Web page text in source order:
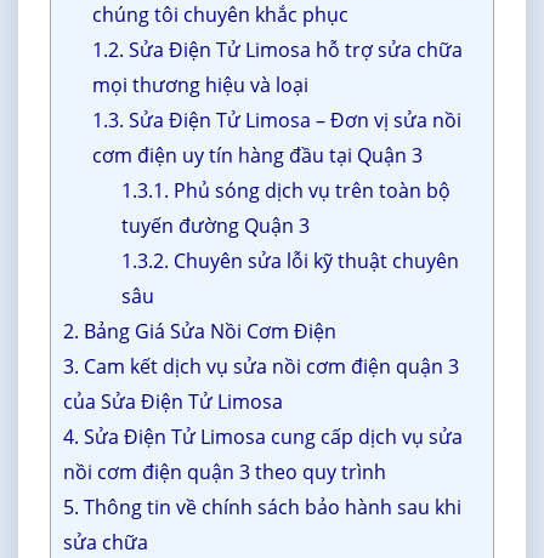
chúng tôi chuyên khắc phục
1.2. Sửa Điện Tử Limosa hỗ trợ sửa chữa
mọi thương hiệu và loại
1.3. Sửa Điện Tử Limosa – Đơn vị sửa nồi
cơm điện uy tín hàng đầu tại Quận 3
1.3.1. Phủ sóng dịch vụ trên toàn bộ
tuyến đường Quận 3
1.3.2. Chuyên sửa lỗi kỹ thuật chuyên
sâu
2. Bảng Giá Sửa Nồi Cơm Điện
3. Cam kết dịch vụ sửa nồi cơm điện quận 3
của Sửa Điện Tử Limosa
4. Sửa Điện Tử Limosa cung cấp dịch vụ sửa
nồi cơm điện quận 3 theo quy trình
5. Thông tin về chính sách bảo hành sau khi
sửa chữa